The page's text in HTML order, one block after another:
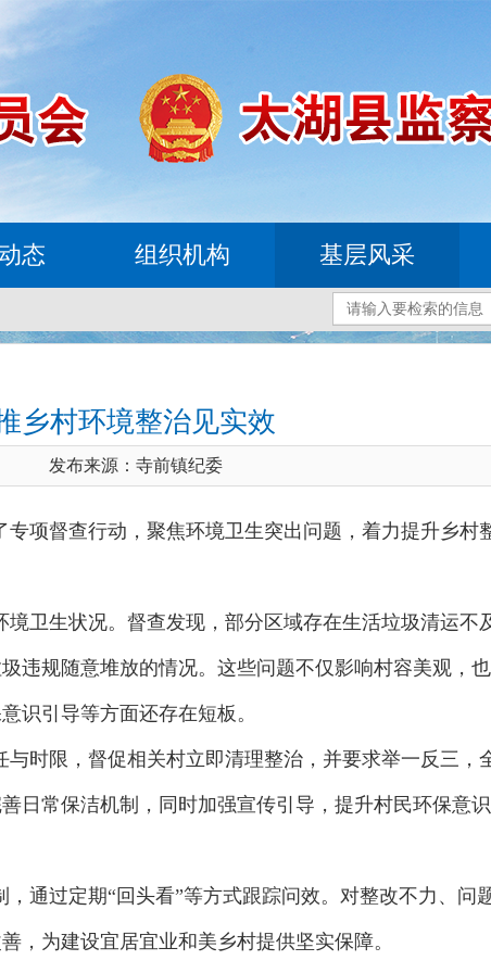
态 组织机构 基层风采
乡村环境整治见实效
发布来源：寺前镇纪委
项督查行动，聚焦环境卫生突出问题，着力提升乡村
卫生状况。督查发现，部分区域存在生活垃圾清运不
违规随意堆放的情况。这些问题不仅影响村容美观，
识引导等方面还存在短板。
时限，督促相关村立即清理整治，并要求举一反三，
日常保洁机制，同时加强宣传引导，提升村民环保意识
通过定期“回头看”等方式跟踪问效。对整改不力、问
，为建设宜居宜业和美乡村提供坚实保障。